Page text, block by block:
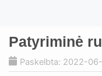
Patyriminė
Paskelbta: 2022-